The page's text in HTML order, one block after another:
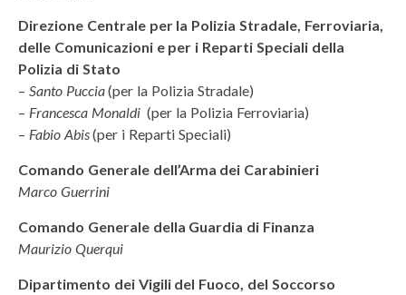
Direzione Centrale per la Polizia Stradale, Ferroviaria,
delle Comunicazioni e per i Reparti Speciali della
Polizia di Stato
– Santo Puccia(per la Polizia Stradale)
– Francesca Monaldi (per la Polizia Ferroviaria)
– Fabio Abis (per i Reparti Speciali)
Comando Generale dell’Arma dei Carabinieri
Marco Guerrini
Comando Generale della Guardia di Finanza
Maurizio Querqui
Dipartimento dei Vigili del Fuoco, del Soccorso